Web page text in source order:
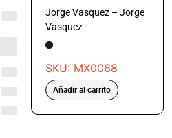
Jorge Vasquez – Jorge
Vasquez
SKU: MX0068
Añadir al carrito